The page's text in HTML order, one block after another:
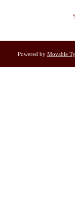
Powered by Movable